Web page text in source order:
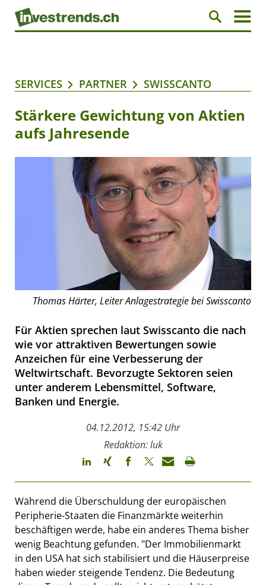
SERVICES PARTNER SWISSCANTO
Stärkere Gewichtung von Aktien
aufs Jahresende
Thomas Härter, Leiter Anlagestrategie bei Swisscanto
Für Aktien sprechen laut Swisscanto die nach
wie vor attraktiven Bewertungen sowie
Anzeichen für eine Verbesserung der
Weltwirtschaft. Bevorzugte Sektoren seien
unter anderem Lebensmittel, Software,
Banken und Energie.
04.12.2012, 15:42 Uhr
Redaktion: luk
Während die Überschuldung der europäischen
Peripherie-Staaten die Finanzmärkte weiterhin
beschäftigen werde, habe ein anderes Thema bisher
wenig Beachtung gefunden. "Der Immobilienmarkt
in den USA hat sich stabilisiert und die Häuserpreise
haben wieder steigende Tendenz. Die Bedeutung